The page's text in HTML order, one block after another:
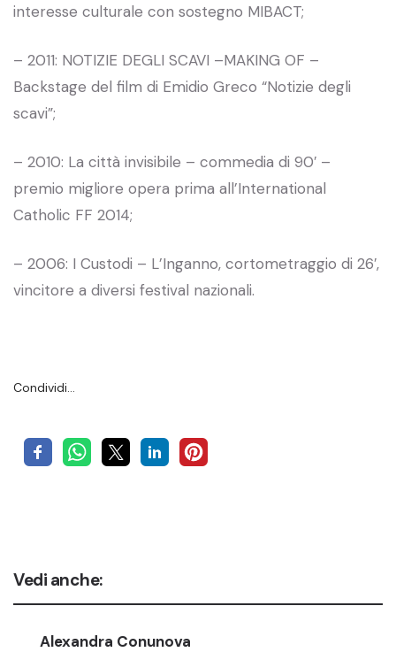
interesse culturale con sostegno MIBACT;
– 2011: NOTIZIE DEGLI SCAVI –MAKING OF –
Backstage del film di Emidio Greco “Notizie degli
scavi”;
– 2010: La città invisibile – commedia di 90′ –
premio migliore opera prima all’International
Catholic FF 2014;
– 2006: I Custodi – L’Inganno, cortometraggio di 26′,
vincitore a diversi festival nazionali.
Condividi…
Vedi anche:
Alexandra Conunova